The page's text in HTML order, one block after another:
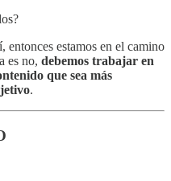
entonces estamos en el camino
es no, debemos trabajar en
que sea más
.